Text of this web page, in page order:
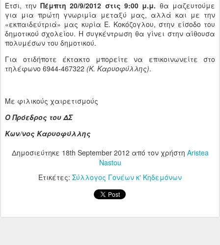
Έτσι, την Πέμπτη 20/9/2012 στις 9:00 μ.μ. θα μαζευτούμε
για μια πρώτη γνωριμία μεταξύ μας, αλλά και με την
«εκπαιδεύτριά» μας κυρία E. Κοκόζογλου, στην είσοδο του
δημοτικού σχολείου. Η συγκέντρωση θα γίνει στην αίθουσα
πολυμέσων του δημοτικού.
Για οτιδήποτε έκτακτο μπορείτε να επικοινωνείτε στο
τηλέφωνο 6944-467322 (Κ. Καρυοφύλλης).
Με φιλικούς χαιρετισμούς
Ο Πρόεδρος του ΔΣ
Κων/νος Καρυοφύλλης
Δημοσιεύτηκε 18th September 2012 από τον χρήστη Aristea
Nastou
Ετικέτες: Σύλλογος Γονέων κ' Κηδεμόνων